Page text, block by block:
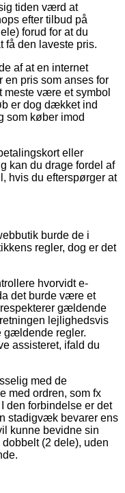
tiden værd at
efter tilbud på
forud for at du
få den laveste pris.
af at en internet
en pris som anses for
meste være et symbol
er dog dækket ind
som køber imod
eller
kan du drage fordel af
hvis du efterspørger at
burde de i
regler, dog er det
hvorvidt e-
det burde være et
gældende
lejlighedsvis
gældende regler.
assisteret, ifald du
med de
med ordren, som fx
den forbindelse er det
stadigvæk bevarer ens
kunne bevidne sin
(2 dele), uden